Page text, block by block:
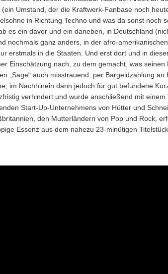
Umstand, der die Kraftwerk-Fanbase noch
in Richtung Techno und was da sonst noch
es ein davor und ein daneben, in Deutschland
nochmals ganz anders, in der afro-
erstmals in die Staaten. Und erst dort und in
Einschätzung nach, zu dem gemacht, was
„Sage“ auch misstrauend, per Bargeldzahlung
im Nachhinein dann jedoch für gut befundene
verhindert und wurde anschließend mit
Start-Up-Unternehmens von Hütter und
den Mutterländern von Pop und Rock,
Essenz aus dem nahezu 23-minütigen Titelstück